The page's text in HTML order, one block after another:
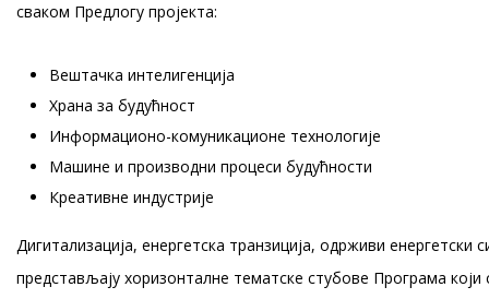
сваком Предлогу пројекта:
Вештачка интелигенција
Храна за будућност
Информационо-комуникационе технологије
Машине и производни процеси будућности
Креативне индустрије
Дигитализација, енергетска транзиција, одрживи енергетски
представљају хоризонталне тематске стубове Програма